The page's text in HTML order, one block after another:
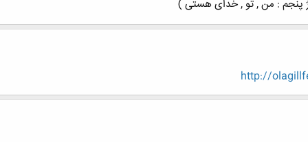
پنجم : من , تو , خدای هستی )
http://